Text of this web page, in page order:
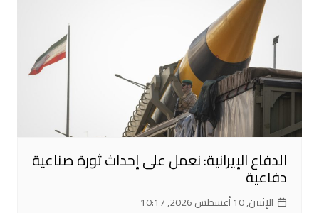
الدفاع الإيرانية: نعمل على إحداث ثورة صناعية
دفاعية
الإثنين, 10 أغسطس 2026, 10:17